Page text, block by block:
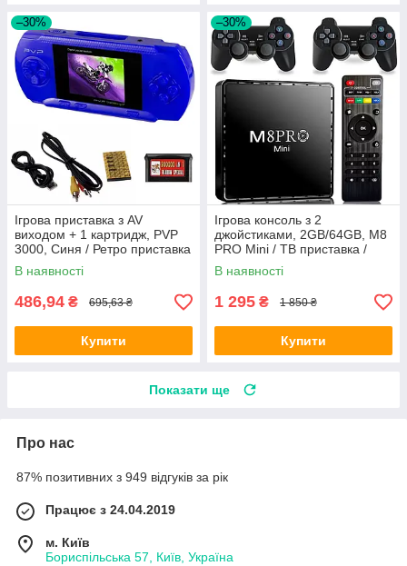
–30%
Ігрова приставка з AV
виходом + 1 картридж, PVP
3000, Синя / Ретро приставка
/ Портативна ігрова консоль
В наявності
486,94 ₴ 695,63 ₴
Купити
–30%
Ігрова консоль з 2
джойстиками, 2GB/64GB, M8
PRO Mini / ТВ приставка /
Ігрова приставка для
телевізора
В наявності
1 295 ₴ 1 850 ₴
Купити
Показати ще
Про нас
87% позитивних з 949 відгуків за рік
Працює з 24.04.2019
м. Київ
Бориспільська 57, Київ, Україна